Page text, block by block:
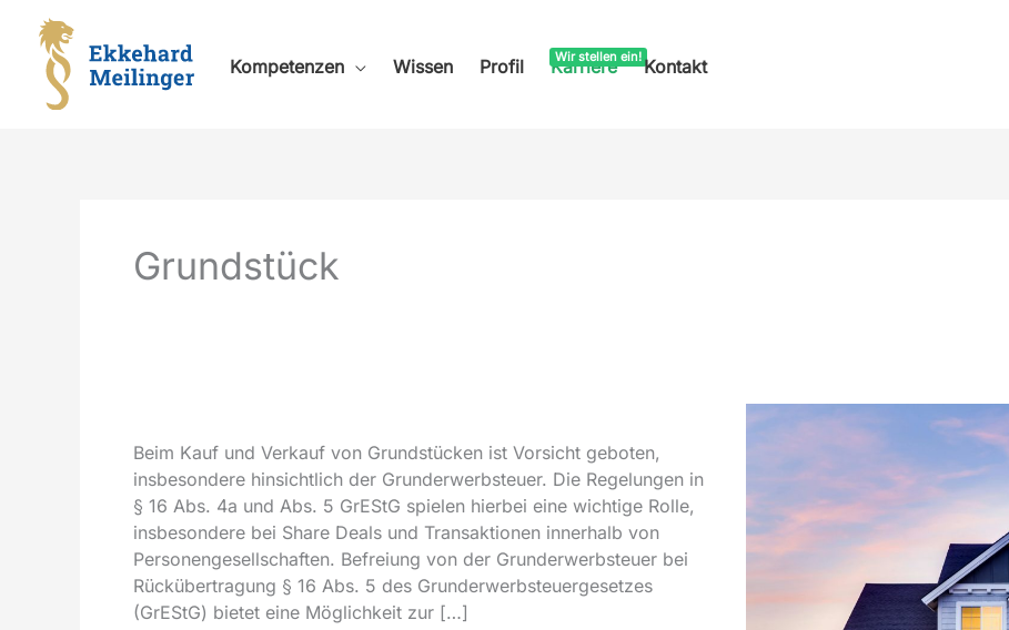
Inhalt
springen
Kompetenzen Wissen Profil Karriere Kontakt
Grundstück
Beim Kauf und Verkauf von Grundstücken ist Vorsicht geboten,
insbesondere hinsichtlich der Grunderwerbsteuer. Die Regelungen in
§ 16 Abs. 4a und Abs. 5 GrEStG spielen hierbei eine wichtige Rolle,
insbesondere bei Share Deals und Transaktionen innerhalb von
Personengesellschaften. Befreiung von der Grunderwerbsteuer bei
Rückübertragung § 16 Abs. 5 des Grunderwerbsteuergesetzes
(GrEStG) bietet eine Möglichkeit zur […]